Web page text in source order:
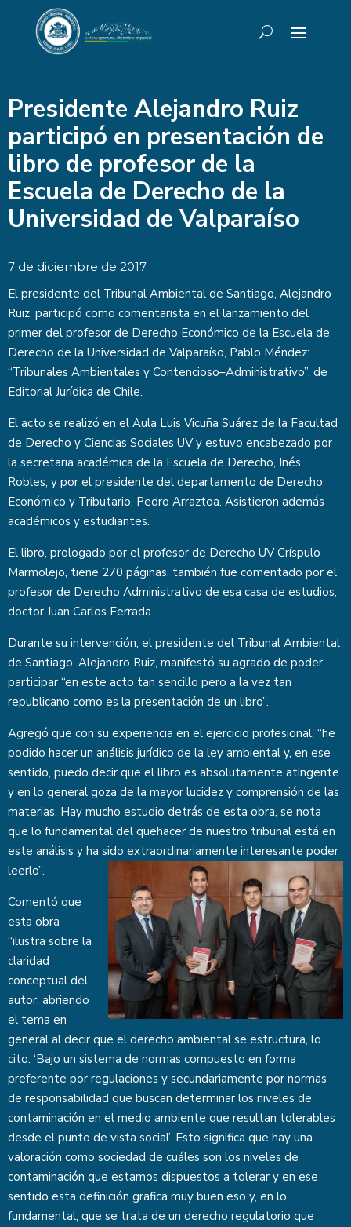
Presidente Alejandro Ruiz
participó en presentación de
libro de profesor de la
Escuela de Derecho de la
Universidad de Valparaíso
7 de diciembre de 2017
El presidente del Tribunal Ambiental de Santiago, Alejandro
Ruiz, participó como comentarista en el lanzamiento del
primer del profesor de Derecho Económico de la Escuela de
Derecho de la Universidad de Valparaíso, Pablo Méndez:
“Tribunales Ambientales y Contencioso–Administrativo”, de
Editorial Jurídica de Chile.
El acto se realizó en el Aula Luis Vicuña Suárez de la Facultad
de Derecho y Ciencias Sociales UV y estuvo encabezado por
la secretaria académica de la Escuela de Derecho, Inés
Robles, y por el presidente del departamento de Derecho
Económico y Tributario, Pedro Arraztoa. Asistieron además
académicos y estudiantes.
El libro, prologado por el profesor de Derecho UV Críspulo
Marmolejo, tiene 270 páginas, también fue comentado por el
profesor de Derecho Administrativo de esa casa de estudios,
doctor Juan Carlos Ferrada.
Durante su intervención, el presidente del Tribunal Ambiental
de Santiago, Alejandro Ruiz, manifestó su agrado de poder
participar “en este acto tan sencillo pero a la vez tan
republicano como es la presentación de un libro”.
Agregó que con su experiencia en el ejercicio profesional, “he
podido hacer un análisis jurídico de la ley ambiental y, en ese
sentido, puedo decir que el libro es absolutamente atingente
y en lo general goza de la mayor lucidez y comprensión de las
materias. Hay mucho estudio detrás de esta obra, se nota
que lo fundamental del quehacer de nuestro tribunal está en
este análisis y ha sido extraordinariamente interesante poder
leerlo”.
Comentó que
esta obra
“ilustra sobre la
claridad
conceptual del
autor, abriendo
el tema en
general al decir que el derecho ambiental se estructura, lo
cito: ‘Bajo un sistema de normas compuesto en forma
preferente por regulaciones y secundariamente por normas
de responsabilidad que buscan determinar los niveles de
contaminación en el medio ambiente que resultan tolerables
desde el punto de vista social’. Esto significa que hay una
valoración como sociedad de cuáles son los niveles de
contaminación que estamos dispuestos a tolerar y en ese
sentido esta definición grafica muy buen eso y, en lo
fundamental, que se trata de un derecho regulatorio que